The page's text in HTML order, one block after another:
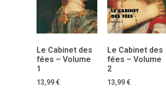
Le Cabinet des
fées – Volume
1
13,99€
Le Cabinet des
fées – Volume
2
13,99€